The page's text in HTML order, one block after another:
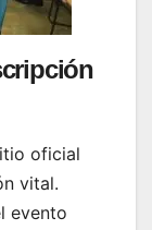
oficial
vital.
evento